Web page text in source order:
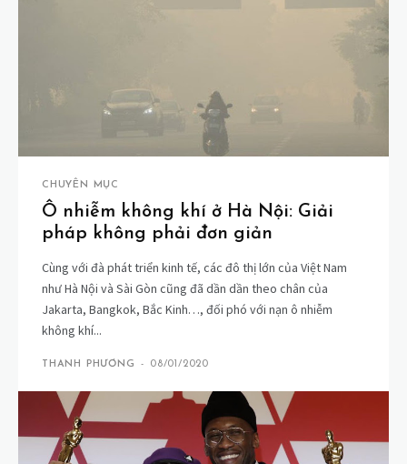
CHUYÊN MỤC
Ô nhiễm không khí ở Hà Nội: Giải
pháp không phải đơn giản
Cùng với đà phát triển kinh tế, các đô thị lớn của Việt Nam
như Hà Nội và Sài Gòn cũng đã dần dần theo chân của
Jakarta, Bangkok, Bắc Kinh…, đối phó với nạn ô nhiễm
không khí...
THANH PHƯƠNG - 08/01/2020